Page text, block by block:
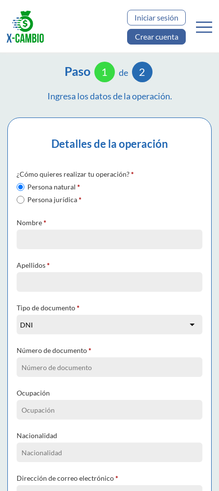
Iniciar sesión
Crear cuenta
Paso 1 de 2
Ingresa los datos de la operación.
Detalles de la operación
¿Cómo quieres realizar tu operación?*
Persona natural *
Persona jurídica*
Nombre*
Apellidos*
Tipo de documento*
Número de documento*
Ocupación
Nacionalidad
Dirección de correo electrónico*